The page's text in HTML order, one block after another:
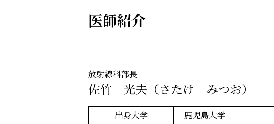
医師紹介
放射線科部長
佐竹 光夫（さたけ みつお）
出身大学
鹿児島大学